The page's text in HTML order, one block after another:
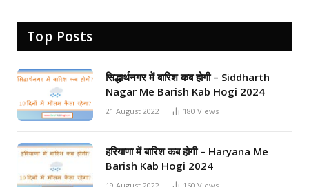
Top Posts
सिद्धार्थनगर में बारिश कब होगी – Siddharth
Nagar Me Barish Kab Hogi 2024
21 August 2022 180 Views
हरियाणा में बारिश कब होगी – Haryana Me
Barish Kab Hogi 2024